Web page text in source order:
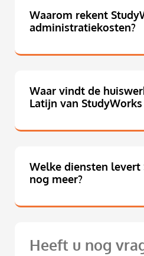
Waarom rekent
administratiekosten?
Waar vindt de
Latijn van
Welke diensten levert
nog meer?
Heeft u nog